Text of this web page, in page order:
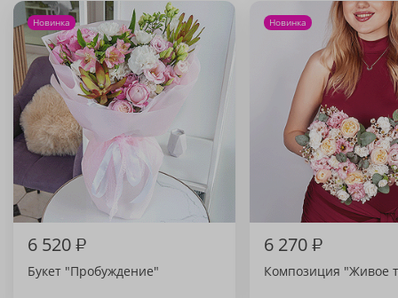
Новинка
6 520₽
Букет "Пробуждение"
Новинка
6 270₽
Композиция "Живое